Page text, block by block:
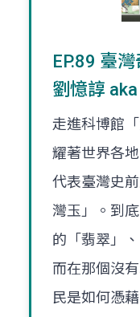
EP.89 臺
劉憶諄
走進科博館
耀著世界各
代表臺灣史
灣玉」。到
的「翡翠」
而在那個沒
民是如何憑